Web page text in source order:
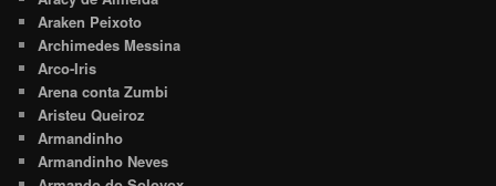
Araken Peixoto
Archimedes Messina
Arco-Iris
Arena conta Zumbi
Aristeu Queiroz
Armandinho
Armandinho Neves